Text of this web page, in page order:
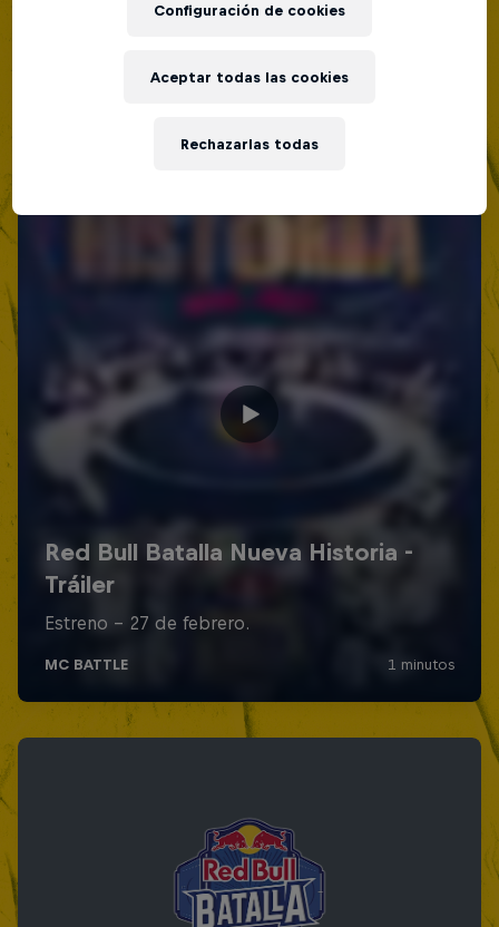
Configuración de cookies
Rechazarlas todas
Aceptar todas las cookies